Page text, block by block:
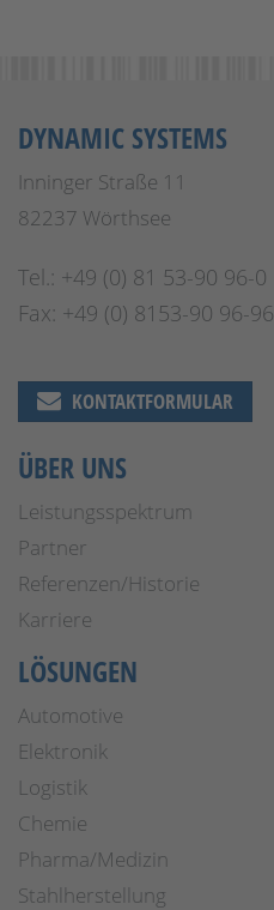
DYNAMIC SYSTEMS
Inninger Straße 11
82237 Wörthsee
Tel.: +49 (0) 81 53-90 96-0
Fax: +49 (0) 8153-90 96-96
KONTAKTFORMULAR
ÜBER UNS
Leistungsspektrum
Partner
Referenzen/Historie
Karriere
LÖSUNGEN
Automotive
Elektronik
Logistik
Chemie
Pharma/Medizin
Stahlherstellung